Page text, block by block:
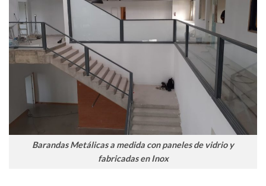
Barandas Metálicas a medida con paneles de vidrio y
fabricadas en Inox